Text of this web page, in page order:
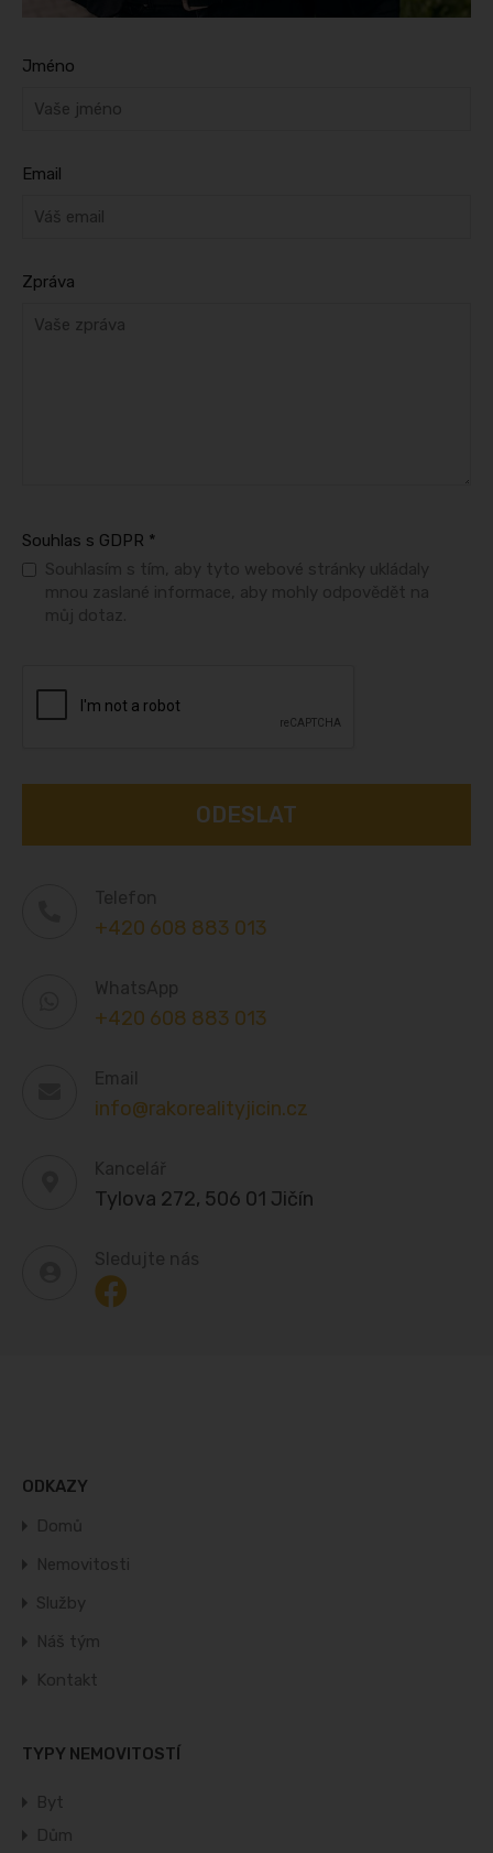
Jméno
Email
Zpráva
Souhlas s GDPR *
+420 608 883 013
+420 608 883 013
info@rakorealityjicin.cz
Tylova 272, 506 01 Jičín
ODKAZY
Domů
Nemovitosti
Služby
Náš tým
Kontakt
TYPY NEMOVITOSTÍ
Byt
Dům